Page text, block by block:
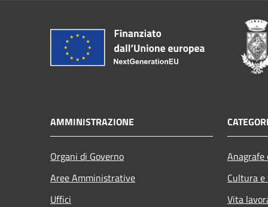
AMMINISTRAZIONE
Organi di Governo
Aree Amministrative
Uffici
Cultura
Vita